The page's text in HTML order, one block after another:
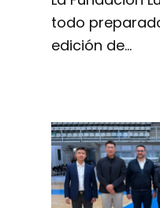
todo
edición de…